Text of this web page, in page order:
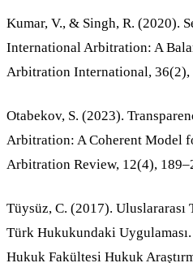
Kumar, V., & Singh, R. (2020).
International Arbitration: A
Arbitration International, 36(2),
Otabekov, S. (2023).
Arbitration: A Coherent Model
Arbitration Review, 12(4),
Tüysüz, C. (2017).
Türk Hukukundaki
Hukuk Fakültesi Hukuk